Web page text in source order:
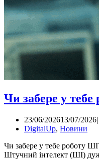
Чи забере у
23/06/202613/07/2026
DigitalUp, Новини
Чи забере у тебе роботу
Штучний інтелект (ШІ)